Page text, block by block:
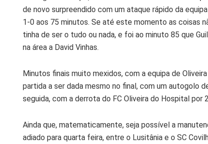
de novo surpreendido com um ataque rápido da
1-0 aos 75 minutos. Se até este momento as coisas
tinha de ser o tudo ou nada, e foi ao minuto 85 que
na área a David Vinhas.
Minutos finais muito mexidos, com a equipa de
partida a ser dada mesmo no final, com um autogolo
seguida, com a derrota do FC Oliveira do Hospital por
Ainda que, matematicamente, seja possível a
adiado para quarta feira, entre o Lusitânia e o SC